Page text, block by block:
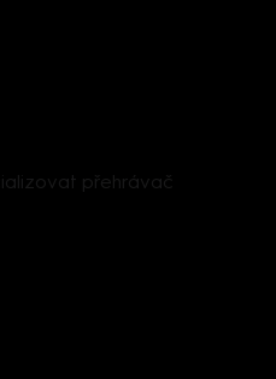
přehrávač